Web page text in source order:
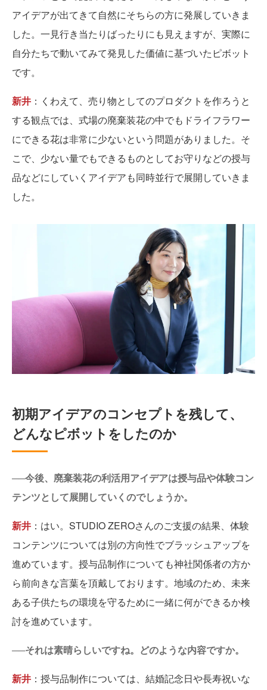
アイデアが出てきて自然にそちらの方に発展していきま
した。一見行き当たりばったりにも見えますが、実際に
自分たちで動いてみて発見した価値に基づいたピボット
です。
新井 ：くわえて、売り物としてのプロダクトを作ろうと
する観点では、式場の廃棄装花の中でもドライフラワー
にできる花は非常に少ないという問題がありました。そ
こで、少ない量でもできるものとしてお守りなどの授与
品などにしていくアイデアも同時並行で展開していきま
した。
初期アイデアのコンセプトを残して、
どんなピボットをしたのか
──今後、廃棄装花の利活用アイデアは授与品や体験コン
テンツとして展開していくのでしょうか。
新井 ：はい。STUDIO ZEROさんのご支援の結果、体験
コンテンツについては別の方向性でブラッシュアップを
進めています。授与品制作についても神社関係者の方か
ら前向きな言葉を頂戴しております。地域のため、未来
ある子供たちの環境を守るために一緒に何ができるか検
討を進めています。
──それは素晴らしいですね。どのような内容ですか。
新井 ：授与品制作については、結婚記念日や長寿祝いな